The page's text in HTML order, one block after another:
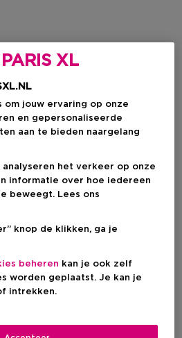
PARIS XL
om jouw ervaring op onze
en gepersonaliseerde
aan te bieden naargelang
analyseren het verkeer op onze
informatie over hoe iedereen
beweegt. Lees ons
knop de klikken, ga je
beheren kan je ook zelf
worden geplaatst. Je kan je
intrekken.